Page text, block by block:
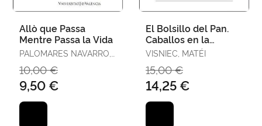
Allò que Passa
Mentre Passa la Vida
PALOMARES NAVARRO,
10,00 €
9,50 €
El Bolsillo del Pan.
Caballos en la
Ventana. La Araña en
la Herida
VISNIEC, MATÉI
15,00 €
14,25 €